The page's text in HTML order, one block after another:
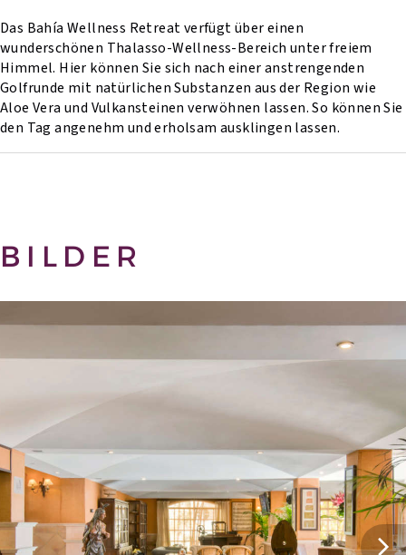
Das Bahía Wellness Retreat verfügt über einen
wunderschönen Thalasso-Wellness-Bereich unter freiem
Himmel. Hier können Sie sich nach einer anstrengenden
Golfrunde mit natürlichen Substanzen aus der Region wie
Aloe Vera und Vulkansteinen verwöhnen lassen. So können Sie
den Tag angenehm und erholsam ausklingen lassen.
BILDER